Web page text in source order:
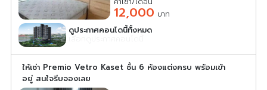
12,000 บาท
ดูประกาศคอนโดนี้ทั้งหมด
เลือกดูประกาศคอนโดนี้
ให้เช่า Premio Vetro Kaset ชั้น 6 ห้องแต่งครบ พร้อมเข้า
อยู่ สนใจรีบจองเลย